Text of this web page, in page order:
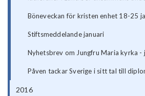
Böneveckan för kristen enhet 18-25
Stiftsmeddelande januari
Nyhetsbrev om Jungfru Maria kyrka -
Påven tackar Sverige i sitt tal till
2016